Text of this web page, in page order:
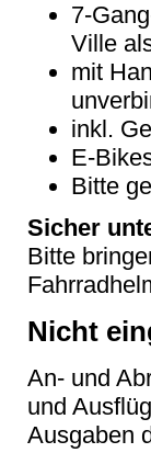
7-
Ville
mit
inkl.
E-
Bitte
Sicher
Bitte
Nicht
An- und
und
Ausgaben